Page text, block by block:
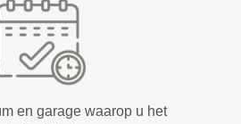
en garage waarop u het